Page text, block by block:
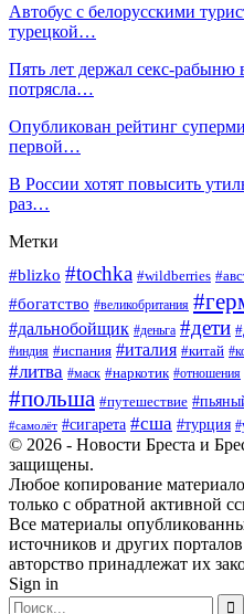
Автобус с белорусскими
турецкой…
Пять лет держал секс-
потрясла…
Опубликован рейтинг
первой…
В России хотят повысить
раз…
Метки
#blizko #tochka #wildberries
#богатство #великобритания
#дальнобойщик #деньга #дети
#индия #испания #италия #китай
#литва #маск #наркотик #отношения
#польша #путешествие
#самолёт #сигарета #сша #турция
© 2026 - Новости Бреста и
защищены.
Любое копирование
только с обратной активной
Все материалы
источников и других
авторство принадлежат их
Sign in